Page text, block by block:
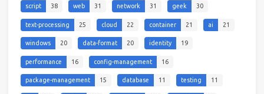
script 38 web 31 network 31 geek 30
text-processing 25 cloud 22 container 21 ai 21
windows 20 data-format 20 identity 19
performance 16 config-management 16
package-management 15 database 11 testing 11